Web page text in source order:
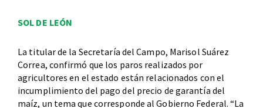
SOL DE LEÓN
La titular de la Secretaría del Campo, Marisol Suárez
Correa, confirmó que los paros realizados por
agricultores en el estado están relacionados con el
incumplimiento del pago del precio de garantía del
maíz, un tema que corresponde al Gobierno Federal. “La